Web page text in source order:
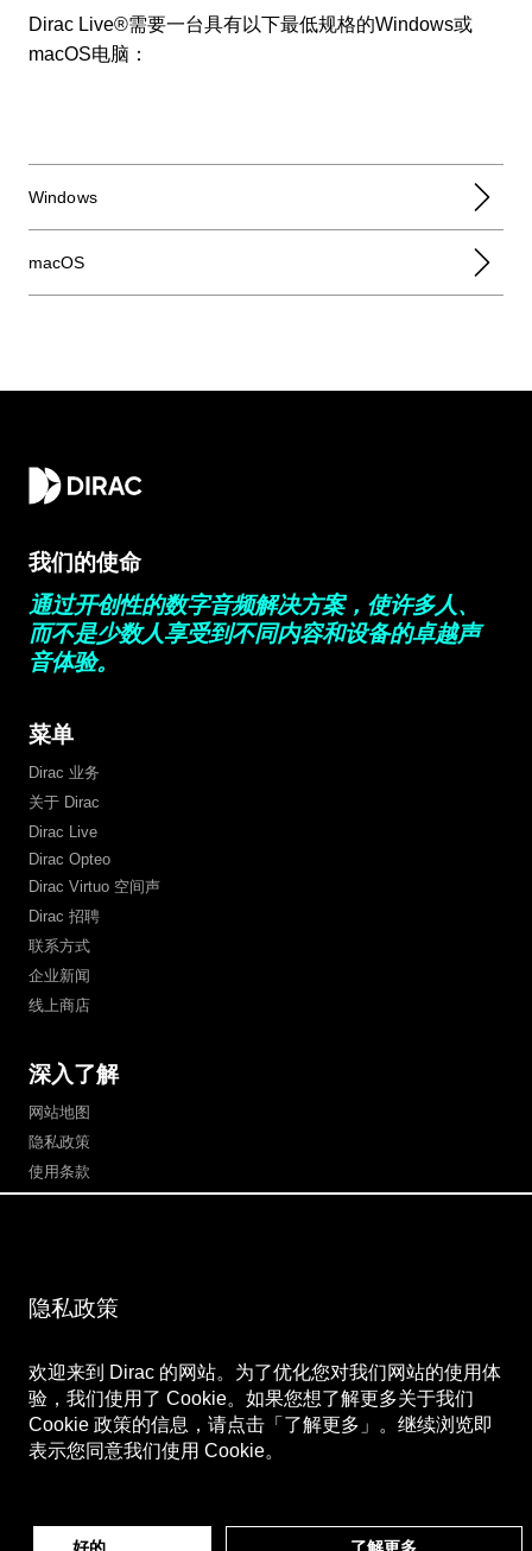
隐私政策
欢迎来到 Dirac 的网站。为了优化您对我们网站的使用体
验，我们使用了 Cookie。如果您想了解更多关于我们
Cookie 政策的信息，请点击「了解更多」。继续浏览即
表示您同意我们使用 Cookie。
Dirac Live®需要一台具有以下最低规格的Windows或
macOS电脑：
Windows
macOS
我们的使命
通过开创性的数字音频解决方案，使许多人、
而不是少数人享受到不同内容和设备的卓越声
音体验。
菜单
Dirac 业务
关于 Dirac
Dirac Live
Dirac Opteo
Dirac Virtuo 空间声
Dirac 招聘
联系方式
企业新闻
线上商店
深入了解
网站地图
隐私政策
使用条款
微博
微信公众号 微信视频号